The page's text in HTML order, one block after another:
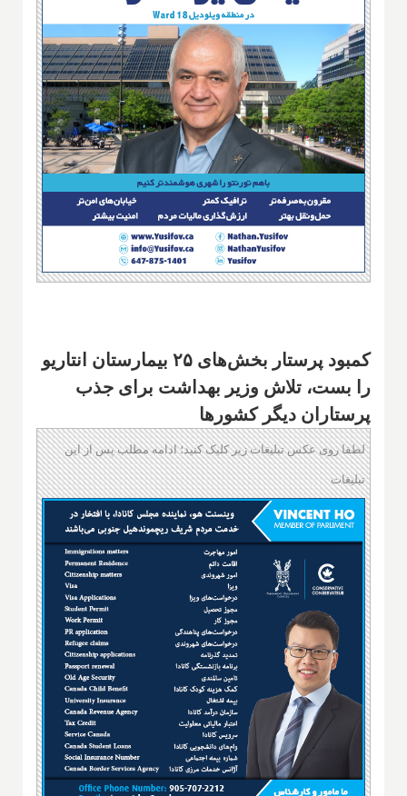
کمبود پرستار بخش‌های ۲۵ بیمارستان انتاریو
را بست، تلاش وزیر بهداشت برای جذب
پرستاران دیگر کشورها
لطفا روی عکس تبلیغات زیر کلیک کنید؛ ادامه مطلب پس از این
تبلیغات